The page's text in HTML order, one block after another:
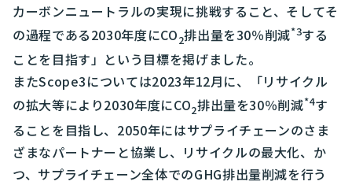
カーボンニュートラルの実現に挑戦すること、そしてそ
の過程である2030年度にCO2排出量を30％削減*3する
ことを目指す」という目標を掲げました。
またScope3については2023年12月に、「リサイクル
の拡大等により2030年度にCO2排出量を30％削減*4す
ることを目指し、2050年にはサプライチェーンのさま
ざまなパートナーと協業し、リサイクルの最大化、か
つ、サプライチェーン全体でのGHG排出量削減を行う